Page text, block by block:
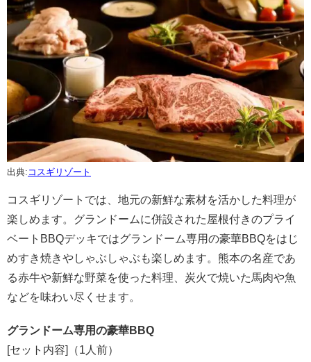
出典: コスギリゾート
コスギリゾートでは、地元の新鮮な素材を活かした料理が
楽しめます。グランドームに併設された屋根付きのプライ
ベートBBQデッキではグランドーム専用の豪華BBQをはじ
めすき焼きやしゃぶしゃぶも楽しめます。熊本の名産であ
る赤牛や新鮮な野菜を使った料理、炭火で焼いた馬肉や魚
などを味わい尽くせます。
グランドーム専用の豪華BBQ
[セット内容]（1人前）